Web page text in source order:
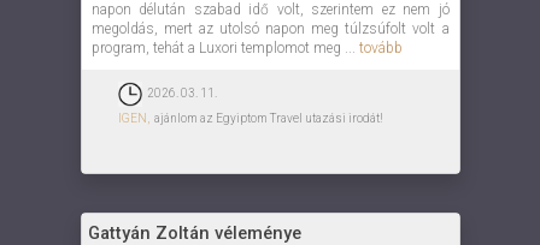
napon délután szabad idő volt, szerintem ez nem jó
megoldás, mert az utolsó napon meg túlzsúfolt volt a
program, tehát a Luxori templomot meg ... tovább
2026. 03. 11.
IGEN,
ajánlom az Egyiptom Travel utazási irodát!
Gattyán Zoltán véleménye